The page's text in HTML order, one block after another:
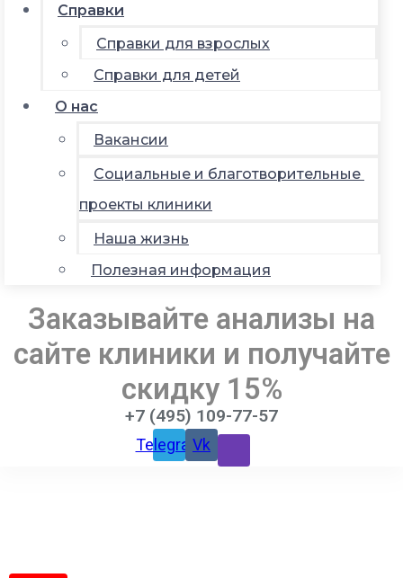
Справки
Справки для взрослых
Справки для детей
О нас
Вакансии
Социальные и благотворительные
проекты клиники
Наша жизнь
Полезная информация
Заказывайте анализы на
сайте клиники и получайте
скидку 15%
+7 (495) 109-77-57
TelegramVk